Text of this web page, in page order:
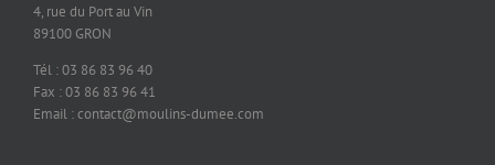
4, rue du Port au Vin
89100 GRON
Tél : 03 86 83 96 40
Fax : 03 86 83 96 41
Email : contact@moulins-dumee.com